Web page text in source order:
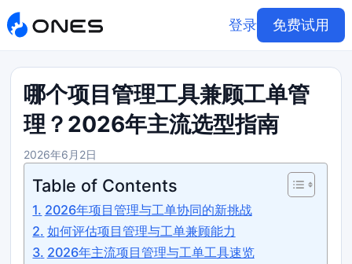
登录 免费试用
哪个项目管理工具兼顾工单管
理？2026年主流选型指南
2026年6月2日
Table of Contents
2026年项目管理与工单协同的新挑战
如何评估项目管理与工单兼顾能力
2026年主流项目管理与工单工具速览